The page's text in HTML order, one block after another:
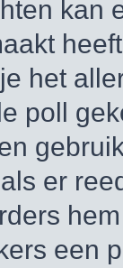
kan
het
poll
er
een